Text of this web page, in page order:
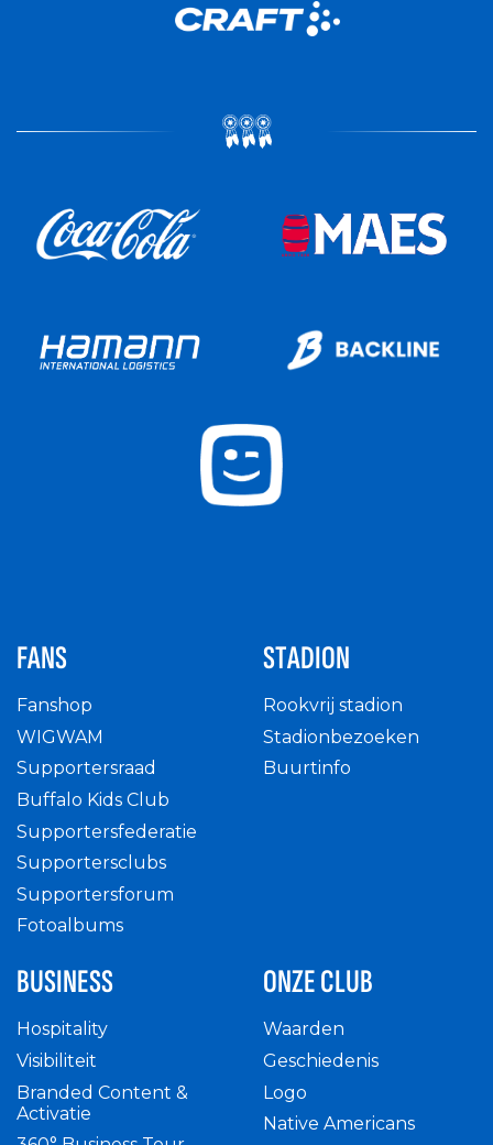
FANS
Fanshop
WIGWAM
Supportersraad
Buffalo Kids Club
Supportersfederatie
Supportersclubs
Supportersforum
Fotoalbums
STADION
Rookvrij stadion
Stadionbezoeken
Buurtinfo
BUSINESS
Hospitality
Visibiliteit
Branded Content &
Activatie
ONZE CLUB
Waarden
Geschiedenis
Logo
Native Americans